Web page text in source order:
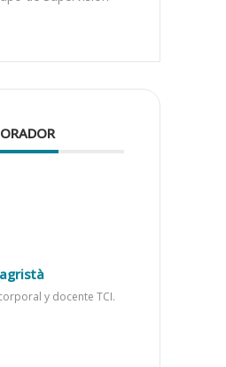
ORADOR
y docente TCI.